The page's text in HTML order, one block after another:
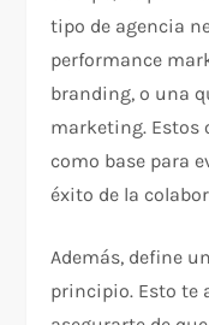
tipo de agencia
performance
branding, o una
marketing. Estos
como base para
éxito de la
Además, define
principio. Esto te